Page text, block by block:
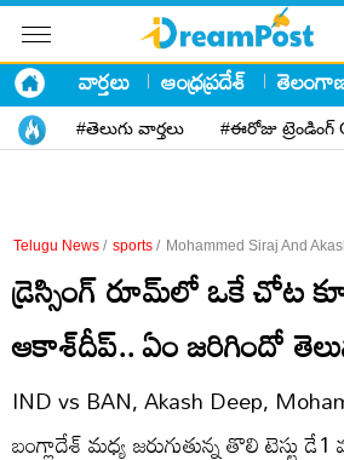
వార్తలు ఆంధ్రప్రదేశ్
#తెలుగు వార్తలు #ఈరోజు
Telugu News / sports / Mohammed Siraj And
డ్రెస్సింగ్ రూమ్​లో ఒకే చోట
ఆకాశ్​దీప్.. ఏం జరిగిందో
IND vs BAN, Akash Deep,
బంగ్లాదేశ్ మధ్య జరుగుతున్న తొలి టెస్టు